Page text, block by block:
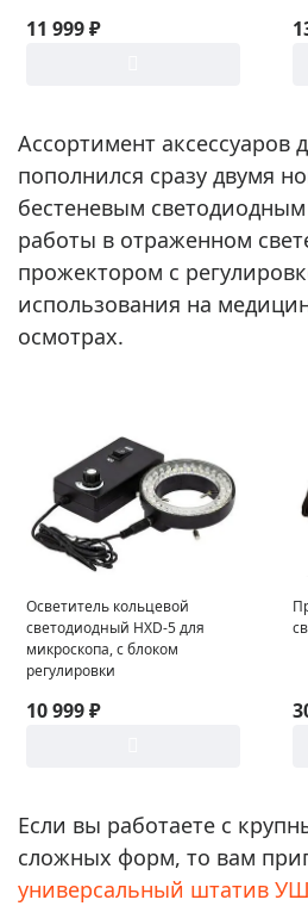
11 999 ₽
Ассортимент аксессуаров
пополнился сразу двумя
бестеневым
работы в отраженном
прожектором с
использования на
осмотрах.
Осветитель кольцевой
светодиодный HXD-5 для
микроскопа, с блоком
регулировки
10 999 ₽
Если вы работаете с
сложных форм, то вам
универсальный штатив